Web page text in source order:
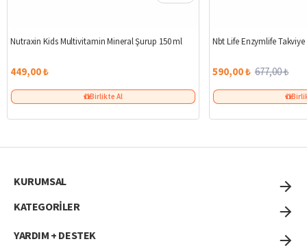
Nutraxin Kids Multivitamin Mineral Şurup 150 ml
449,00 ₺
Birlikte Al
Nbt Life Enzymlife Takviye
590,00 ₺ 677,00 ₺
KURUMSAL
KATEGORİLER
YARDIM + DESTEK